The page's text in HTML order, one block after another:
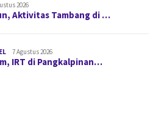
2026
Aktivitas Tambang di …
7 Agustus 2026
IRT di Pangkalpinan…